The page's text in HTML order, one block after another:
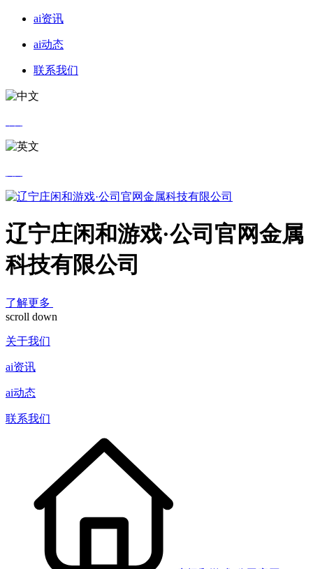
ai资讯
ai动态
联系我们
辽宁庄闲和游戏·公司官网金属
科技有限公司
了解更多
scroll down
关于我们
ai资讯
ai动态
联系我们